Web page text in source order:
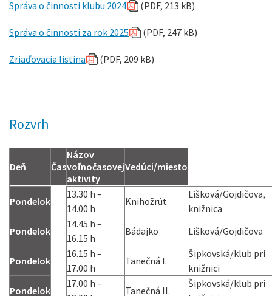
Správa o činnosti klubu 2024 (PDF, 213 kB)
Správa o činnosti za rok 2025 (PDF, 247 kB)
Zriaďovacia listina (PDF, 209 kB)
Rozvrh
Deň Čas
Názov
voľnočasovej
aktivity
Vedúci/miesto
Pondelok
13.30 h –
14.00 h
Knihožrút
Lišková/Gojdičova,
knižnica
Pondelok
14.45 h –
16.15 h
Bádajko Lišková/Gojdičova
Pondelok
16.15 h –
17.00 h
Tanečná I.
Šipkovská/klub pri
knižnici
Pondelok
17.00 h –
Tanečná II.
Šipkovská/klub pri